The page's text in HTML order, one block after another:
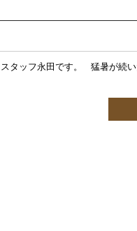
タッフ永田です。 猛暑が続